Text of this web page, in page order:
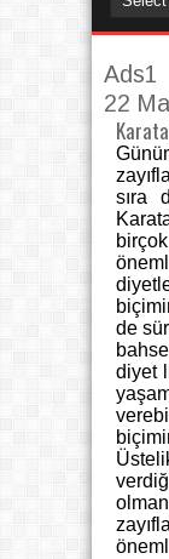
Ads1
22
sıra
de
diyet